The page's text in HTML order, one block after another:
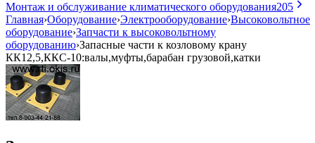
Монтаж и обслуживание климатического оборудования205
Главная›Оборудование›Электрооборудование›Высоковольтное
оборудование›Запчасти к высоковольтному
оборудованию›Запасные части к козловому крану
КК12,5,ККС-10:валы,муфты,барабан грузовой,катки